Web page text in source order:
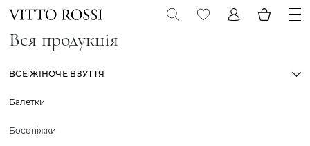
Вся продукція
ВСЕ ЖІНОЧЕ ВЗУТТЯ
Балетки
Босоніжки